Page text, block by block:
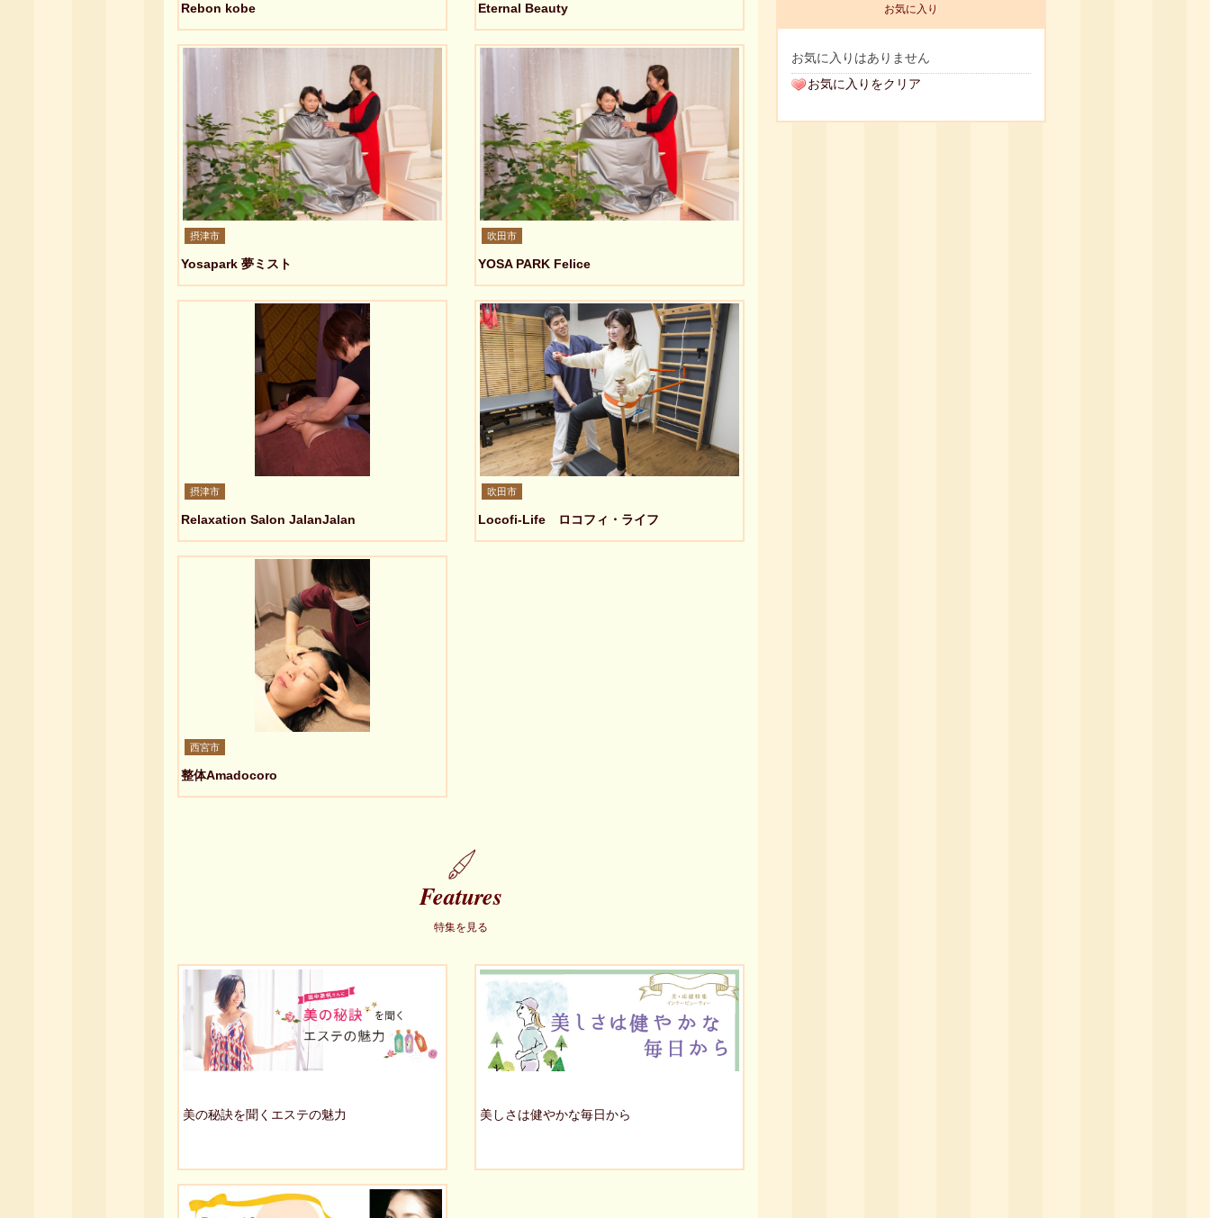
Rebon kobe Eternal Beauty
摂津市
Yosapark 夢ミスト
吹田市
YOSA PARK Felice
摂津市
Relaxation Salon JalanJalan
吹田市
Locofi-Life ロコフィ・ライフ
西宮市
整体Amadocoro
Features
特集を見る
美の秘訣を聞くエステの魅力 美しさは健やかな毎日から
お気に入り
お気に入りはありません
お気に入りをクリア